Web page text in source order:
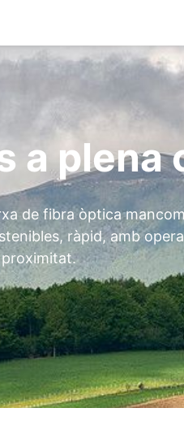
a plena
de fibra òptica
ràpid, amb